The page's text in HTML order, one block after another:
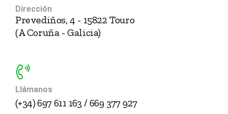
Dirección
Prevediños, 4 - 15822 Touro
(A Coruña - Galicia)
Llámanos
(+34) 697 611 163 / 669 377 927